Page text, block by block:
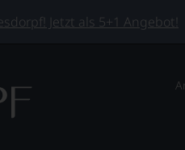
Jetzt als 5+1 Angebot!